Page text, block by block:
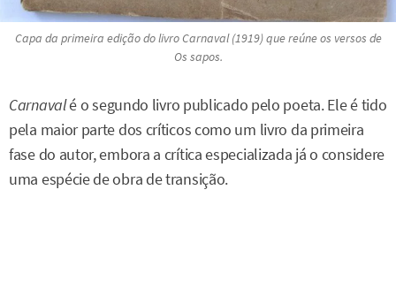
Capa da primeira edição do livro Carnaval (1919) que reúne os versos de
Os sapos.
Carnavalé o segundo livro publicado pelo poeta. Ele é tido
pela maior parte dos críticos como um livro da primeira
fase do autor, embora a crítica especializada já o considere
uma espécie de obra de transição.